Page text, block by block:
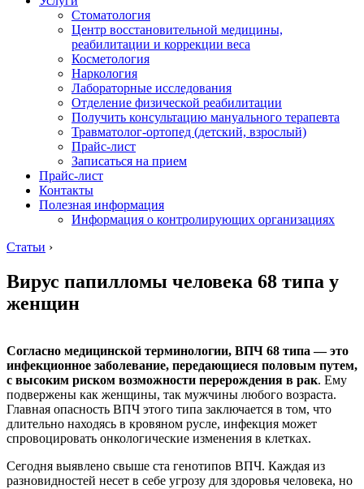
Стоматология
Центр восстановительной медицины,
реабилитации и коррекции веса
Косметология
Наркология
Лабораторные исследования
Отделение физической реабилитации
Получить консультацию мануального терапевта
Травматолог-ортопед (детский, взрослый)
Прайс-лист
Записаться на прием
Прайс-лист
Контакты
Полезная информация
Информация о контролирующих организациях
Статьи ›
Вирус папилломы человека 68 типа у
женщин
Согласно медицинской терминологии, ВПЧ 68 типа — это
инфекционное заболевание, передающиеся половым путем,
с высоким риском возможности перерождения в рак. Ему
подвержены как женщины, так мужчины любого возраста.
Главная опасность ВПЧ этого типа заключается в том, что
длительно находясь в кровяном русле, инфекция может
спровоцировать онкологические изменения в клетках.
Сегодня выявлено свыше ста генотипов ВПЧ. Каждая из
разновидностей несет в себе угрозу для здоровья человека, но